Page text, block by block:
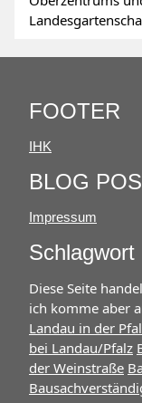
FOOTER
IHK
BLOG
Impressum
Schlagwort
Diese Seite
ich komme aber
Landau in der
bei Landau/Pfalz
der Weinstraße